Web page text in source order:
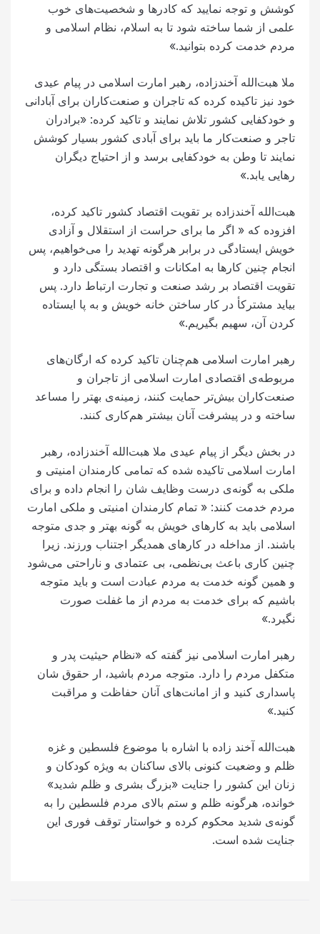
کوشش و توجه نمایید که کادرها و شخصیت‌های خوب
علمی از شما ساخته شود تا به اسلام، نظام اسلامی و
مردم خدمت کرده بتوانید.»
ملا هبت‌الله آخندزاده، رهبر امارت اسلامی در پیام عیدی
خود نیز تاکیده کرده که تاجران و صنعت‌کاران برای آبادانی
و خودکفایی کشور تلاش نمایند و تاکید کرده: «برادران
تاجر و صنعت‌کار ما باید برای آبادی کشور بسیار کوشش
نمایند تا وطن به خودکفایی برسد و از احتیاج دیگران
رهایی یابد.»
هبت‌الله آخندزاده بر تقویت اقتصاد کشور تاکید کرده،
افزوده که « اگر ما برای حراست از استقلال و آزادی
خویش ایستادگی در برابر هرگونه تهدید را می‌خواهیم، پس
انجام چنین کارها به امکانات و اقتصاد بستگی دارد و
تقویت اقتصاد بر رشد صنعت و تجارت ارتباط دارد. پس
بیاید مشترکأ در کار ساختن خانه خویش و به پا ایستاده
کردن آن، سهیم بگیریم.»
رهبر امارت اسلامی هم‌چنان تاکید کرده که ارگان‌های
مربوطه‌ی اقتصادی امارت اسلامی از تاجران و
صنعت‌کاران بیش‌تر حمایت کنند، زمینه‌ی بهتر را مساعد
ساخته و در پیشرفت آنان بیشتر هم‌کاری کنند.
در بخش دیگر از پیام عیدی ملا هبت‌الله آخندزاده، رهبر
امارت اسلامی تاکیده شده که تمامی کارمندان امنیتی و
ملکی به گونه‌ی درست وظایف شان را انجام داده و برای
مردم خدمت کنند: « تمام کارمندان امنیتی و ملکی امارت
اسلامی باید به کارهای خویش به گونه‌ بهتر و جدی متوجه
باشند. از مداخله در کارهای همدیگر اجتناب ورزند. زیرا
چنین کاری باعث بی‌نظمی، بی عتمادی و ناراحتی می‌شود
و همین گونه خدمت به مردم عبادت است و باید متوجه
باشیم که برای خدمت به مردم از ما غفلت صورت
نگیرد.»
رهبر امارت اسلامی نیز گفته که «نظام حیثیت پدر و
متکفل مردم را دارد. متوجه مردم باشید، ار حقوق شان
پاسداری کنید و از امانت‌های آنان حفاظت و مراقبت
کنید.»
هبت‌الله آخند زاده با اشاره با موضوع فلسطین و غزه
ظلم و وضعیت کنونی بالای ساکنان به ویژه کودکان و
زنان این کشور را جنایت «بزرگ بشری و ظلم شدید»
خوانده، هرگونه ظلم و ستم بالای مردم فلسطین را به
گونه‌ی شدید محکوم کرده و خواستار توقف فوری این
جنایت شده است.